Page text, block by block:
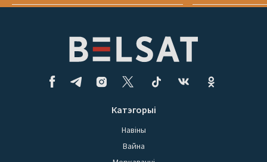
Катэгорыі
Навіны
Вайна